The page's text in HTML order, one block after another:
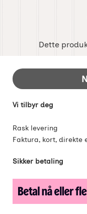
Dette
Footer-
Vi tilbyr deg
Rask levering
Faktura, kort, direkte
Sikker betaling